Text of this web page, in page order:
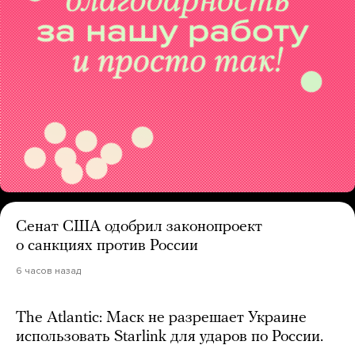
Сенат США одобрил законопроект
о санкциях против России
6 часов назад
The Atlantic: Маск не разрешает Украине
использовать Starlink для ударов по России.